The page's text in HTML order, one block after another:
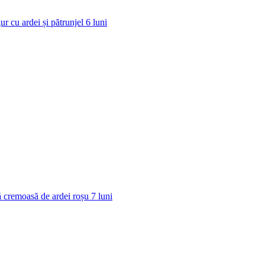
cu ardei și pătrunjel 6 luni
cremoasă de ardei roșu 7 luni